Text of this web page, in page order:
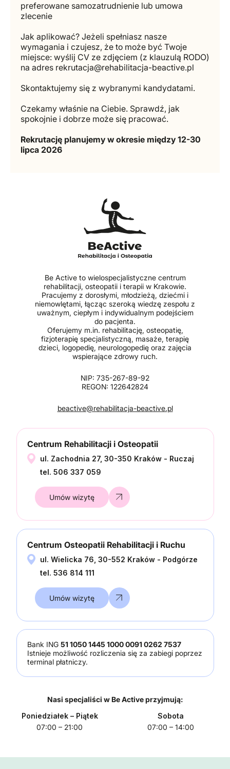
preferowane samozatrudnienie lub umowa
zlecenie
Jak aplikować? Jeżeli spełniasz nasze
wymagania i czujesz, że to może być Twoje
miejsce: wyślij CV ze zdjęciem (z klauzulą RODO)
na adres rekrutacja@rehabilitacja-beactive.pl
Skontaktujemy się z wybranymi kandydatami.
Czekamy właśnie na Ciebie. Sprawdź, jak
spokojnie i dobrze może się pracować.
Rekrutację planujemy w okresie między 12-30
lipca 2026
Be Active to wielospecjalistyczne centrum
rehabilitacji, osteopatii i terapii w Krakowie.
Pracujemy z dorosłymi, młodzieżą, dziećmi i
niemowlętami, łącząc szeroką wiedzę zespołu z
uważnym, ciepłym i indywidualnym podejściem
do pacjenta.
Oferujemy m.in. rehabilitację, osteopatię,
fizjoterapię specjalistyczną, masaże, terapię
dzieci, logopedię, neurologopedię oraz zajęcia
wspierające zdrowy ruch.
NIP: 735-267-89-92
REGON: 122642824
beactive@rehabilitacja-beactive.pl
Centrum Rehabilitacji i Osteopatii
ul. Zachodnia 27, 30-350 Kraków - Ruczaj
tel. 506 337 059
Umów wizytę
Centrum Osteopatii Rehabilitacji i Ruchu
ul. Wielicka 76, 30-552 Kraków - Podgórze
tel. 536 814 111
Umów wizytę
Bank ING 51 1050 1445 1000 0091 0262 7537
Istnieje możliwość rozliczenia się za zabiegi poprzez
terminal płatniczy.
Nasi specjaliści w Be Active przyjmują:
Poniedziałek – Piątek
07:00 – 21:00
Sobota
07:00 – 14:00